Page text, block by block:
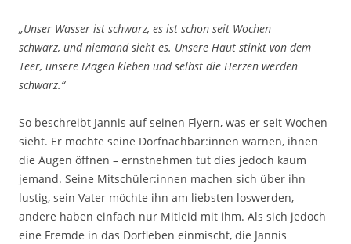
„Unser Wasser ist schwarz, es ist schon seit Wochen
schwarz, und niemand sieht es. Unsere Haut stinkt von dem
Teer, unsere Mägen kleben und selbst die Herzen werden
schwarz.“
So beschreibt Jannis auf seinen Flyern, was er seit Wochen
sieht. Er möchte seine Dorfnachbar:innen warnen, ihnen
die Augen öffnen – ernstnehmen tut dies jedoch kaum
jemand. Seine Mitschüler:innen machen sich über ihn
lustig, sein Vater möchte ihn am liebsten loswerden,
andere haben einfach nur Mitleid mit ihm. Als sich jedoch
eine Fremde in das Dorfleben einmischt, die Jannis